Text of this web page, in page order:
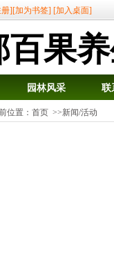
][加为书签] [加入桌面]
果
园林风采 联
位置： 首页 >>新闻/活动